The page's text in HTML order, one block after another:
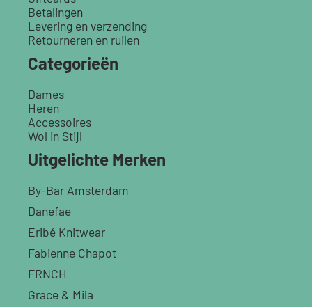
Betalingen
Levering en verzending
Retourneren en ruilen
Categorieën
Dames
Heren
Accessoires
Wol in Stijl
Uitgelichte Merken
By-Bar Amsterdam
Danefae
Eribé Knitwear
Fabienne Chapot
FRNCH
Grace & Mila